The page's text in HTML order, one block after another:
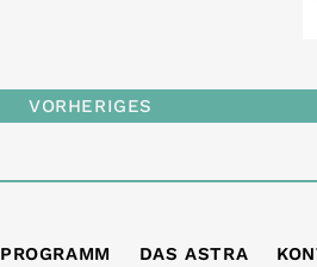
VORHERIGES
PROGRAMM DAS ASTRA